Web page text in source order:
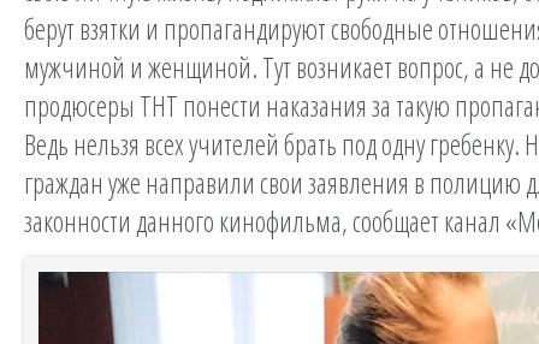
берут взятки и пропагандируют свободные
мужчиной и женщиной. Тут возникает вопрос, а не
продюсеры ТНТ понести наказания за такую
Ведь нельзя всех учителей брать под одну гребенку.
граждан уже направили свои заявления в полицию
законности данного кинофильма, сообщает канал